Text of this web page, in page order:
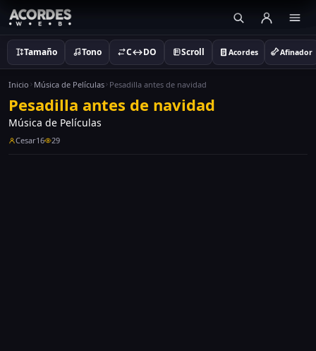
Tamaño Tono C↔DO Scroll Acordes Afinador
Inicio Música de Películas Pesadilla antes de navidad
Pesadilla antes de navidad
Música de Películas
Cesar16 29